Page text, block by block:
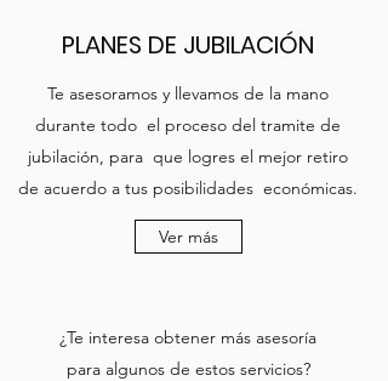
PLANES DE JUBILACIÓN
Te asesoramos y llevamos de la mano
durante todo el proceso del tramite de
jubilación, para que logres el mejor retiro
de acuerdo a tus posibilidades económicas.
Ver más
¿Te interesa obtener más asesoría
para algunos de estos servicios?